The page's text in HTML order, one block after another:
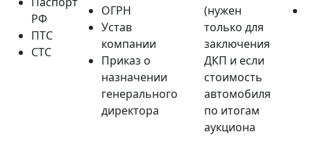
РФ
ПТС
СТС
ОГРН
Устав
компании
Приказ о
назначении
генерального
директора
(нужен
только для
заключения
ДКП и если
стоимость
автомобиля
по итогам
аукциона